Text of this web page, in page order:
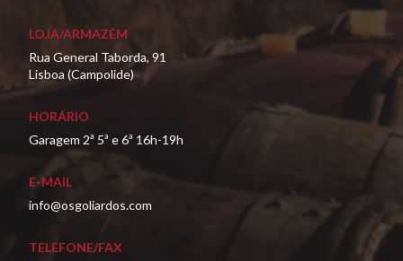
LOJA/ARMAZÉM
Rua General Taborda, 91
Lisboa (Campolide)
HORÁRIO
Garagem 2ª 5ª e 6ª 16h-19h
E-MAIL
info@osgoliardos.com
TELEFONE/FAX